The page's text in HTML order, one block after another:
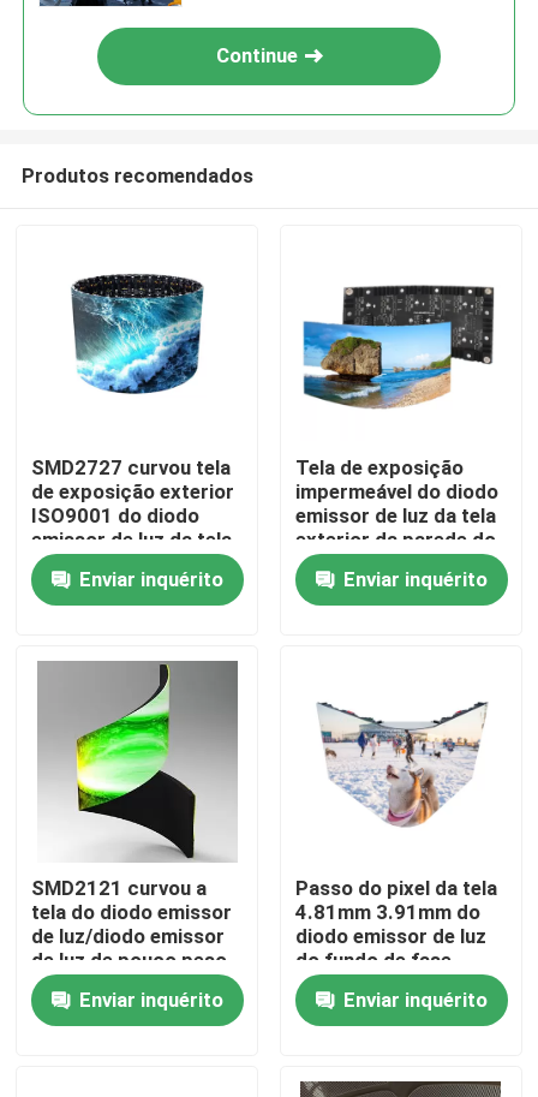
Produtos
Vídeos
Visita à Fábrica
Controle de qualidade
Contate-nos
Notícia
casos
Exposição conduzida alugado
Continue
Produtos recomendados
SMD2727 curvou tela
de exposição exterior
ISO9001 do diodo
emissor de luz da tela
P3.91 do diodo
emissor de luz a
grande
Enviar inquérito
Tela de exposição
impermeável do diodo
emissor de luz da tela
exterior da parede do
diodo emissor de luz
P3.91 para anunciar
ROHS
Enviar inquérito
SMD2121 curvou a
tela do diodo emissor
de luz/diodo emissor
de luz de pouco peso
indica P3.91 3.91mm
Enviar inquérito
Passo do pixel da tela
4.81mm 3.91mm do
diodo emissor de luz
do fundo de fase
1R1G1B
Enviar inquérito